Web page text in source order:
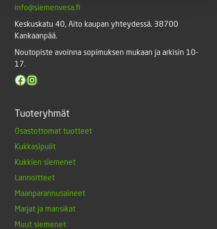
info@siemenvesa.fi
Keskuskatu 40, Aito kaupan yhteydessä. 38700
Kankaanpää.
Noutopiste avoinna sopimuksen mukaan ja arkisin 10-
17.
Facebook
Instagram
Tuoteryhmät
Osastottomat tuotteet
Kukkasipulit
Kukkien siemenet
Lannoitteet
Maanparannusaineet
Marjat ja mansikat
Muut siemenet